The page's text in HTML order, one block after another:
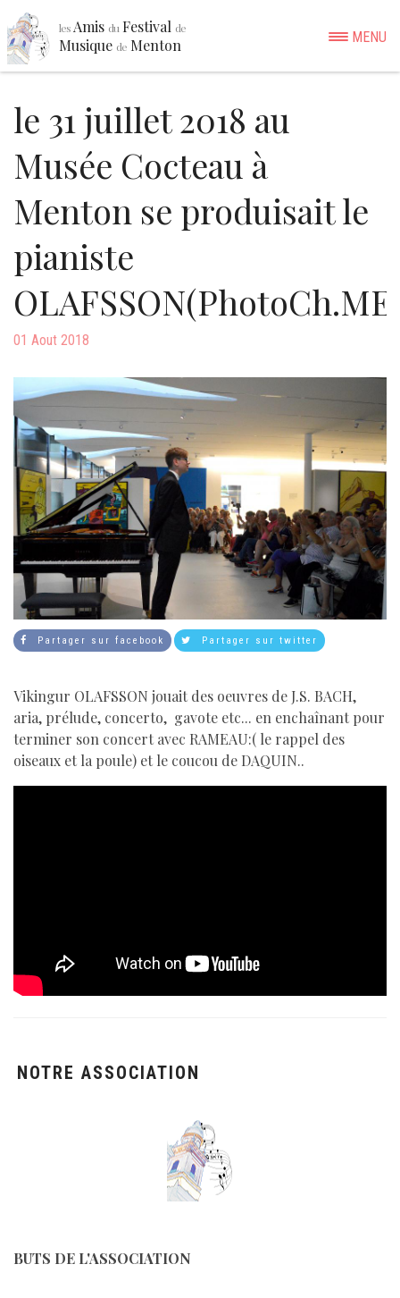
les Amis du Festival de
Musique de Menton MENU
le 31 juillet 2018 au
Musée Cocteau à
Menton se produisait le
pianiste
01 Aout 2018
Partager sur facebook Partager sur twitter
Vikingur OLAFSSON jouait des oeuvres de J.S. BACH,
aria, prélude, concerto, gavote etc... en enchaînant pour
terminer son concert avec RAMEAU:( le rappel des
oiseaux et la poule) et le coucou de DAQUIN..
NOTRE ASSOCIATION
BUTS DE L'ASSOCIATION